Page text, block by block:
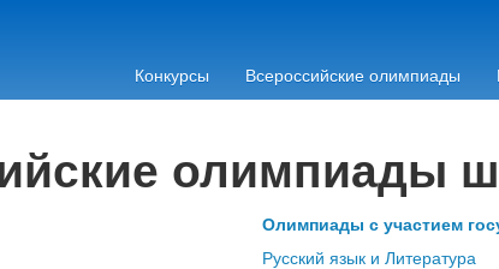
Конкурсы Всероссийские олимпиады
олимпиады
Олимпиады с участием
Русский язык и Литература